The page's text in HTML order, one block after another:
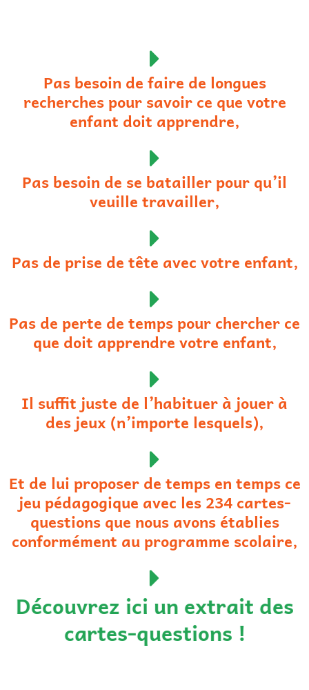
Pas besoin de faire de longues
recherches pour savoir ce que votre
enfant doit apprendre,
Pas besoin de se batailler pour qu’il
veuille travailler,
Pas de prise de tête avec votre enfant,
Pas de perte de temps pour chercher ce
que doit apprendre votre enfant,
Il suffit juste de l’habituer à jouer à
des jeux (n’importe lesquels),
Et de lui proposer de temps en temps ce
jeu pédagogique avec les 234 cartes-
questions que nous avons établies
conformément au programme scolaire,
Découvrez ici un extrait des
cartes-questions !